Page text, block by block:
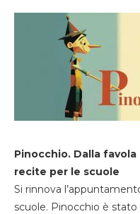
Pinocchio. Dalla
recite per le scuole
Si rinnova
scuole. Pinocchio è